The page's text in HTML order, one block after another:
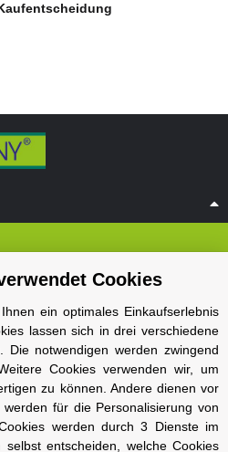
Cookies
ein optimales Einkaufserlebnis
lassen sich in drei verschiedene
Die notwendigen werden zwingend
Cookies verwenden wir, um
zu können. Andere dienen vor
für die Personalisierung von
werden durch 3 Dienste im
entscheiden, welche Cookies